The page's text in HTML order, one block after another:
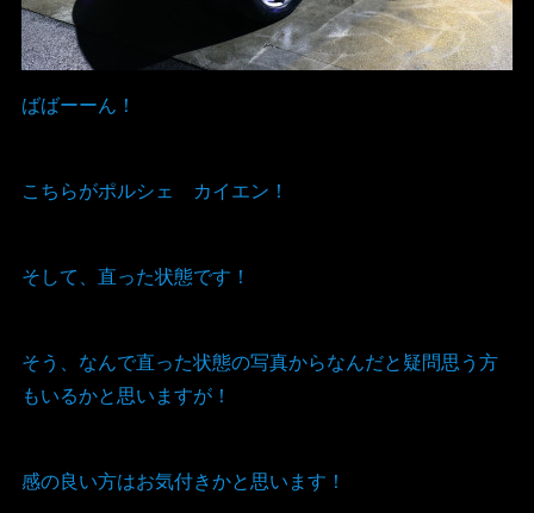
ばばーーん！
こちらがポルシェ カイエン！
そして、直った状態です！
そう、なんで直った状態の写真からなんだと疑問思う方
もいるかと思いますが！
感の良い方はお気付きかと思います！